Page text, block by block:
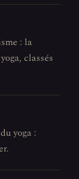
: la
classés
yoga :